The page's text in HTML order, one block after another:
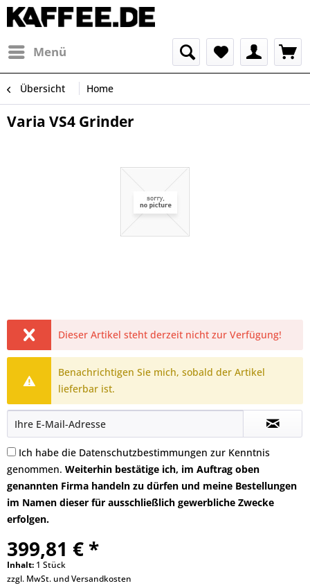
Menü
Übersicht Home
Varia VS4 Grinder
Dieser Artikel steht derzeit nicht zur Verfügung!
Benachrichtigen Sie mich, sobald der Artikel
lieferbar ist.
Ich habe die Datenschutzbestimmungen zur Kenntnis
genommen. Weiterhin bestätige ich, im Auftrag oben
genannten Firma handeln zu dürfen und meine Bestellungen
im Namen dieser für ausschließlich gewerbliche Zwecke
erfolgen.
399,81 € *
Inhalt: 1 Stück
zzgl. MwSt. undVersandkosten